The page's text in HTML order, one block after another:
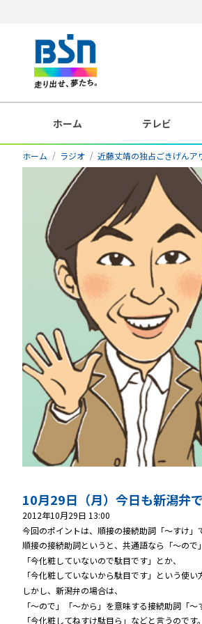
ホーム テレビ
ホーム ラジオ 近藤丈靖の独占ごきげんア
10月29日（月）今日も新潟弁
2012年10月29日 13:00
今回のポイントは、順接の接続助詞「～すけ」
順接の接続助詞というと、共通語なら「～ので
「今化粧していないので駄目です」とか、
「今化粧していないから駄目です」という使い
しかし、新潟弁の場合は、
「～ので」「～から」を意味する接続助詞「～
「今化粧してねすけ駄目ら」などと言うのです。